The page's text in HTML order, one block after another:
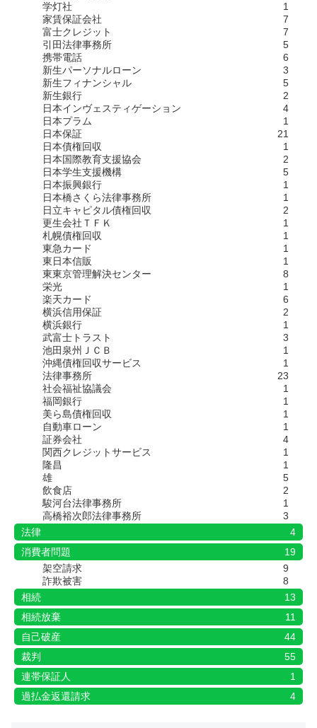
学灯社
1
家賃保証会社
7
富士クレジット
7
引田法律事務所
5
携帯電話
6
新生パーソナルローン
3
新生フィナンシャル
5
新生銀行
2
日本インヴェスティゲーション
4
日本プラム
1
日本保証
21
日本債権回収
1
日本国際教育支援協会
2
日本学生支援機構
5
日本振興銀行
1
日本橋さくら法律事務所
1
日立キャピタル債権回収
2
更生会社ＴＦＫ
1
札幌債権回収
1
東急カード
1
東日本信販
1
東東京管理解決センター
8
栄光
1
楽天カード
6
横浜信用保証
2
横浜銀行
1
武富士トラスト
3
池田泉州ＪＣＢ
1
沖縄債権回収サービス
1
法律事務所
23
社会福祉協議会
1
福岡銀行
1
美ら島債権回収
1
自動車ローン
1
証券会社
4
関西クレジットサービス
1
隆昌
1
雄
5
飲食店
2
駿河台法律事務所
1
高橋裕次郎法律事務所
3
法律
4
消費者問題
19
架空請求
9
詐欺被害
8
相続
13
相続放棄
11
自己破産
44
裁判
55
連帯保証人
1
過払金返還請求
4